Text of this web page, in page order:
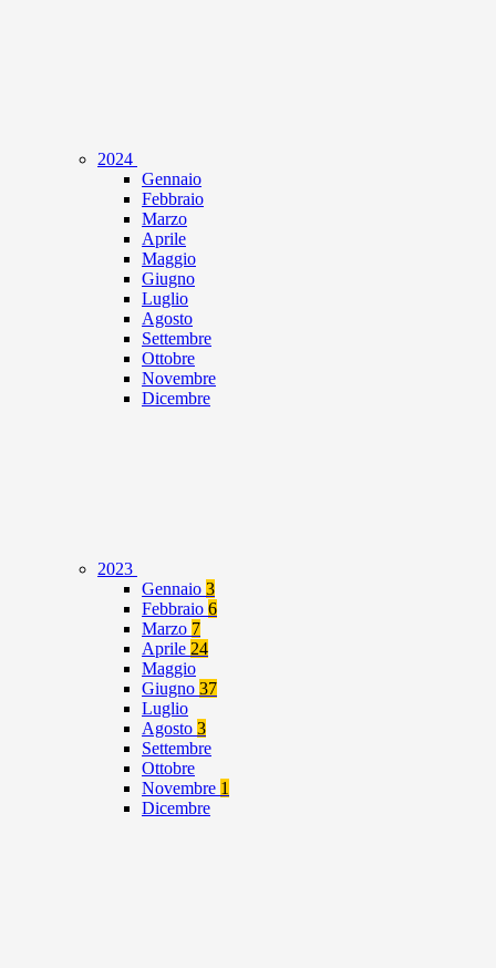
2024
Gennaio
Febbraio
Marzo
Aprile
Maggio
Giugno
Luglio
Agosto
Settembre
Ottobre
Novembre
Dicembre
2023
Gennaio 3
Febbraio 6
Marzo 7
Aprile 24
Maggio
Giugno 37
Luglio
Agosto 3
Settembre
Ottobre
Novembre 1
Dicembre